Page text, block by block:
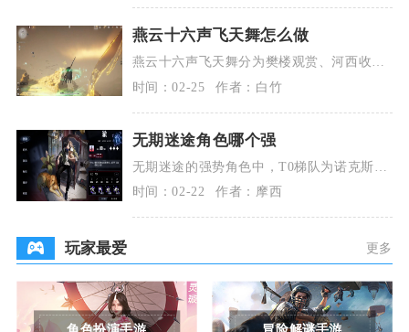
燕云十六声飞天舞怎么做
燕云十六声飞天舞分为樊楼观赏、河西收集
与双人共舞三种玩法，核心是触发对应场景
互动，按指引完
时间：02-25 作者：白竹
无期迷途角色哪个强
无期迷途的强势角色中，T0梯队为诺克斯、
哈梅尔、兰利、夏音、伊琳娜，T0.5梯队有
瑟琳、露
时间：02-22 作者：摩西
玩家最爱 更多
角色扮演手游 冒险解谜手游